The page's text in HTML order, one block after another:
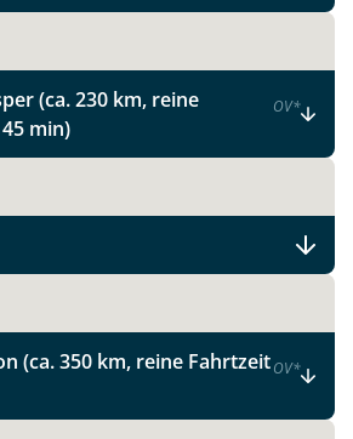
(ca. 230 km, reine
min)
OV*
(ca. 350 km, reine FahrtzeitOV*